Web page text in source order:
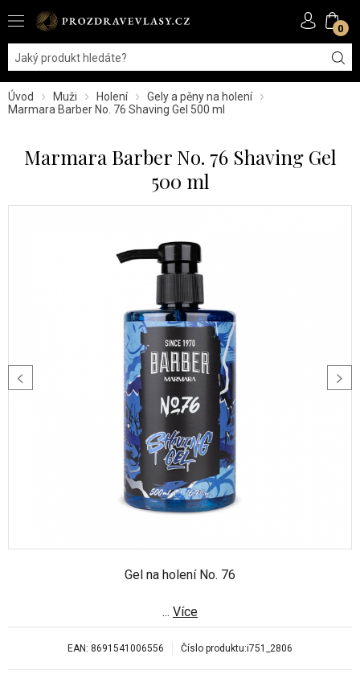
0
Úvod Muži Holení
Gely a pěny na holení
Marmara Barber No. 76 Shaving Gel 500 ml
Marmara Barber No. 76 Shaving Gel
500 ml
Gel na holení No. 76
... Více
EAN: 8691541006556 Číslo produktu:i751_2806